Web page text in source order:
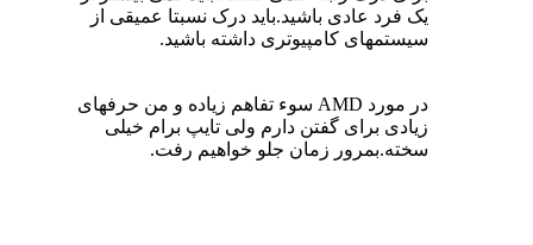
یک فرد عادی باشید.باید درک نسبتا عمیقی از
سیستمهای کامپیوتری داشته باشید.
در مورد AMD سوء تفاهم زیاده و من حرفهای
زیادی برای گفتن دارم ولی تایپ برام خیلی
سخته.بمرور زمان جلو خواهیم رفت.